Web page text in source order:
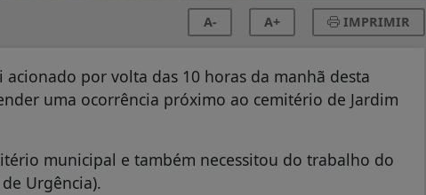
A- A+ IMPRIMIR
por volta das 10 horas da manhã desta
uma ocorrência próximo ao cemitério de Jardim
municipal e também necessitou do trabalho do
Urgência).